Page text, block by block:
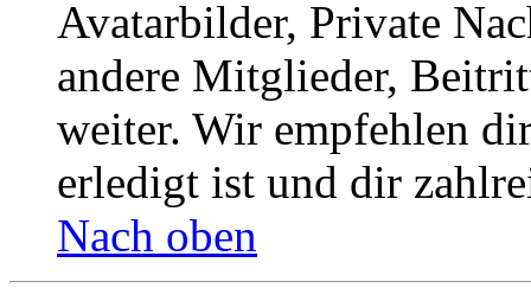
Avatarbilder, Private
andere Mitglieder,
weiter. Wir empfehlen
erledigt ist und dir
Nach oben